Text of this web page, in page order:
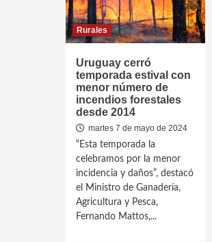
Rurales
Uruguay cerró
temporada estival con
menor número de
incendios forestales
desde 2014
martes 7 de mayo de 2024
“Esta temporada la
celebramos por la menor
incidencia y daños”, destacó
el Ministro de Ganadería,
Agricultura y Pesca,
Fernando Mattos,...